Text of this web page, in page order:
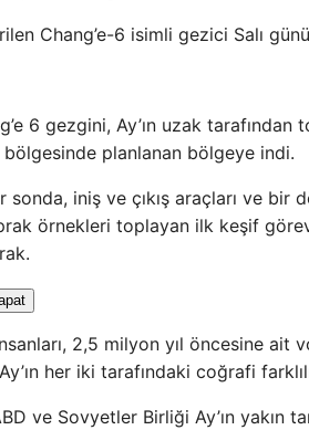
Chang’e-6 isimli gezici Salı
6 gezgini, Ay’ın uzak
planlanan bölgeye indi.
sonda, iniş ve çıkış araçları ve bir
örnekleri toplayan ilk keşif
2,5 milyon yıl öncesine
her iki tarafındaki coğrafi
ve Sovyetler Birliği Ay’ın yakın